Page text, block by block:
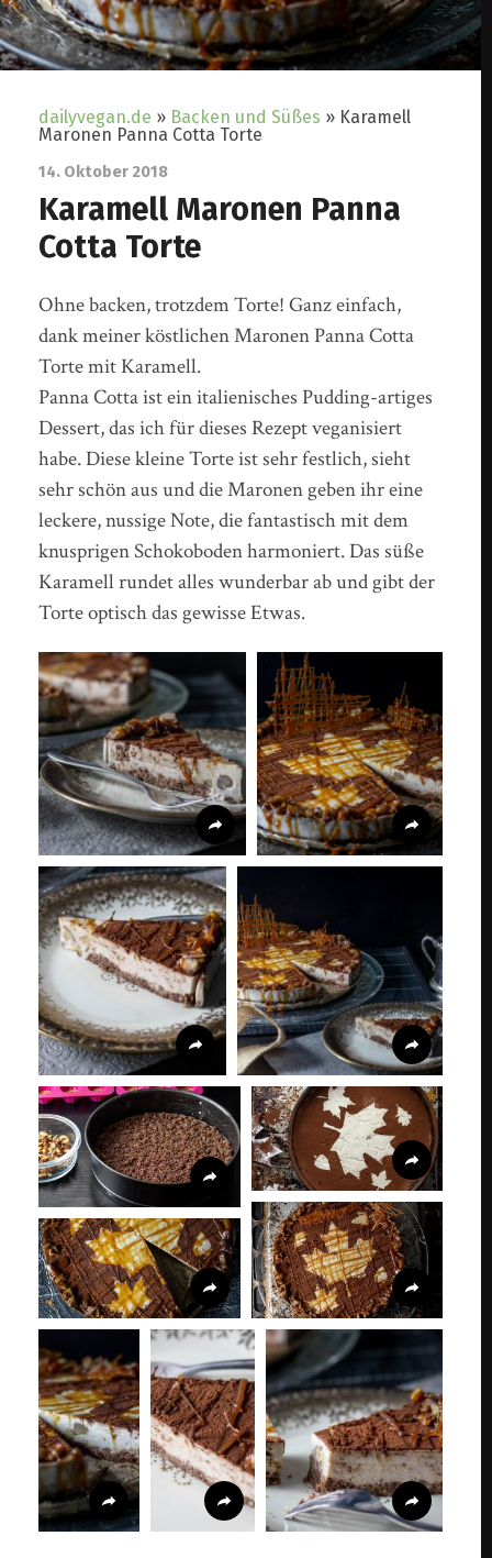
dailyvegan.de » Backen und Süßes » Karamell
Maronen Panna Cotta Torte
14. Oktober 2018
Karamell Maronen Panna
Cotta Torte
Ohne backen, trotzdem Torte! Ganz einfach,
dank meiner köstlichen Maronen Panna Cotta
Torte mit Karamell.
Panna Cotta ist ein italienisches Pudding-artiges
Dessert, das ich für dieses Rezept veganisiert
habe. Diese kleine Torte ist sehr festlich, sieht
sehr schön aus und die Maronen geben ihr eine
leckere, nussige Note, die fantastisch mit dem
knusprigen Schokoboden harmoniert. Das süße
Karamell rundet alles wunderbar ab und gibt der
Torte optisch das gewisse Etwas.